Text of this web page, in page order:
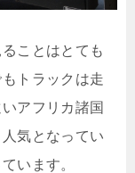
ことはとても
トラックは走
アフリカ諸国
気となってい
います。